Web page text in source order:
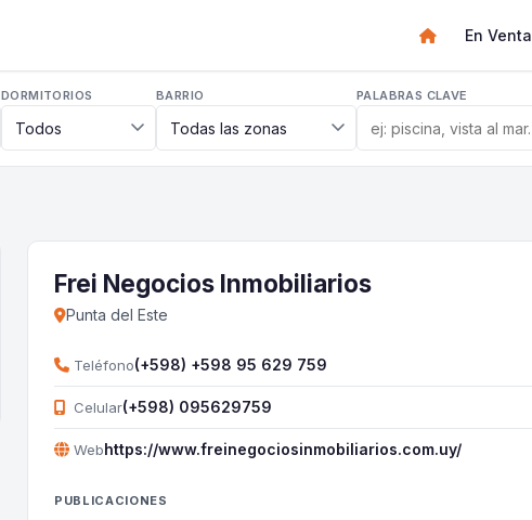
En Venta
DORMITORIOS BARRIO PALABRAS CLAVE
Frei Negocios Inmobiliarios
Punta del Este
Teléfono(+598) +598 95 629 759
Celular(+598) 095629759
Webhttps://www.freinegociosinmobiliarios.com.uy/
PUBLICACIONES